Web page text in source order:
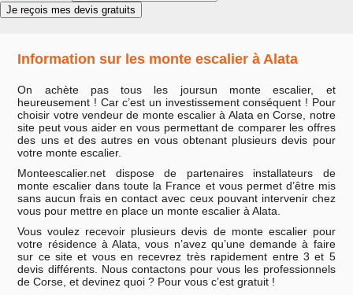
Information sur les monte escalier à Alata
On achète pas tous les joursun monte escalier, et
heureusement ! Car c’est un investissement conséquent ! Pour
choisir votre vendeur de monte escalier à Alata en Corse, notre
site peut vous aider en vous permettant de comparer les offres
des uns et des autres en vous obtenant plusieurs devis pour
votre monte escalier.
Monteescalier.net dispose de partenaires installateurs de
monte escalier dans toute la France et vous permet d’être mis
sans aucun frais en contact avec ceux pouvant intervenir chez
vous pour mettre en place un monte escalier à Alata.
Vous voulez recevoir plusieurs devis de monte escalier pour
votre résidence à Alata, vous n’avez qu’une demande à faire
sur ce site et vous en recevrez très rapidement entre 3 et 5
devis différents. Nous contactons pour vous les professionnels
de Corse, et devinez quoi ? Pour vous c’est gratuit !